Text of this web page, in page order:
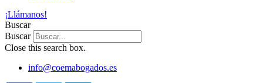
¡Llámanos!
Buscar
Buscar
Close this search box.
info@coemabogados.es